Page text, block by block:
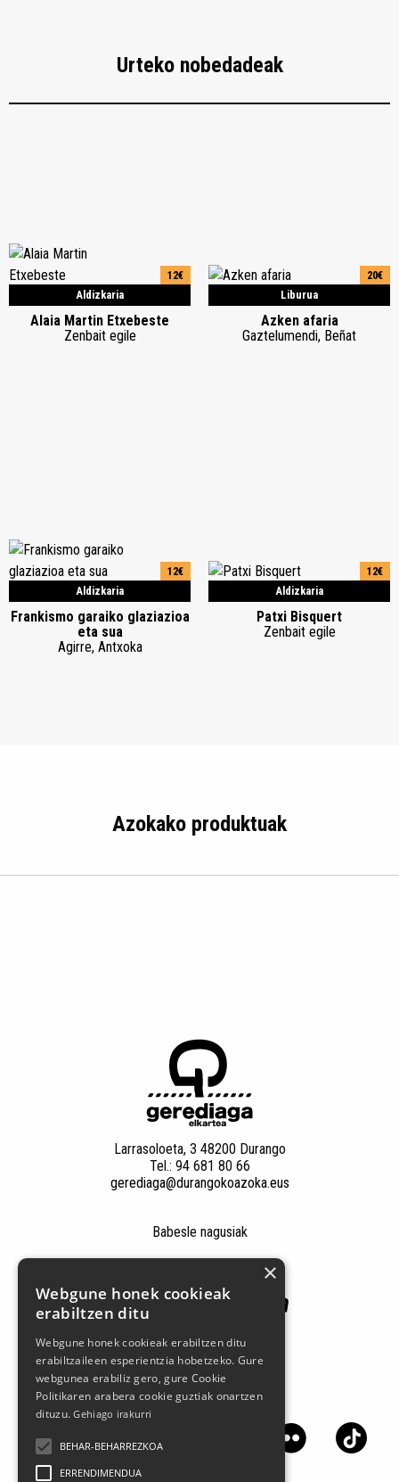
Urteko nobedadeak
Aldizkaria
12€
Alaia Martin Etxebeste
Zenbait egile
Liburua
20€
Azken afaria
Gaztelumendi, Beñat
Aldizkaria
12€
Frankismo garaiko glaziazioa
eta sua
Agirre, Antxoka
Aldizkaria
12€
Patxi Bisquert
Zenbait egile
Azokako produktuak
Larrasoloeta, 3 48200 Durango
Tel.: 94 681 80 66
gerediaga@durangokoazoka.eus
Babesle nagusiak
Jarrai gaitzazu sare sozialetan
×
Webgune honek cookieak
erabiltzen ditu
Webgune honek cookieak erabiltzen ditu
erabiltzaileen esperientzia hobetzeko. Gure
webgunea erabiliz gero, gure Cookie
Politikaren arabera cookie guztiak onartzen
dituzu.Gehiago irakurri
BEHAR-BEHARREZKOA
ERRENDIMENDUA